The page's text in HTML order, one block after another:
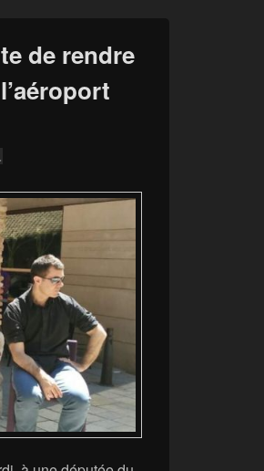
de rendre